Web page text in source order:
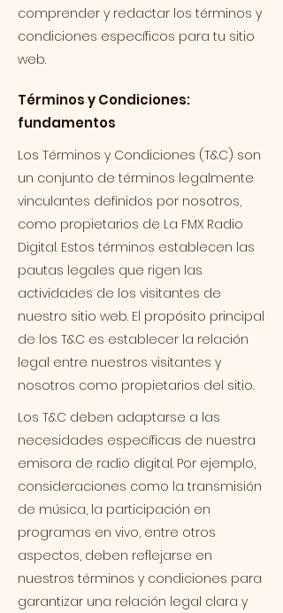
comprender y redactar los términos y
condiciones específicos para tu sitio
web.
Términos y Condiciones:
fundamentos
Los Términos y Condiciones (T&C) son
un conjunto de términos legalmente
vinculantes definidos por nosotros,
como propietarios de La FMX Radio
Digital. Estos términos establecen las
pautas legales que rigen las
actividades de los visitantes de
nuestro sitio web. El propósito principal
de los T&C es establecer la relación
legal entre nuestros visitantes y
nosotros como propietarios del sitio.
Los T&C deben adaptarse a las
necesidades específicas de nuestra
emisora de radio digital. Por ejemplo,
consideraciones como la transmisión
de música, la participación en
programas en vivo, entre otros
aspectos, deben reflejarse en
nuestros términos y condiciones para
garantizar una relación legal clara y